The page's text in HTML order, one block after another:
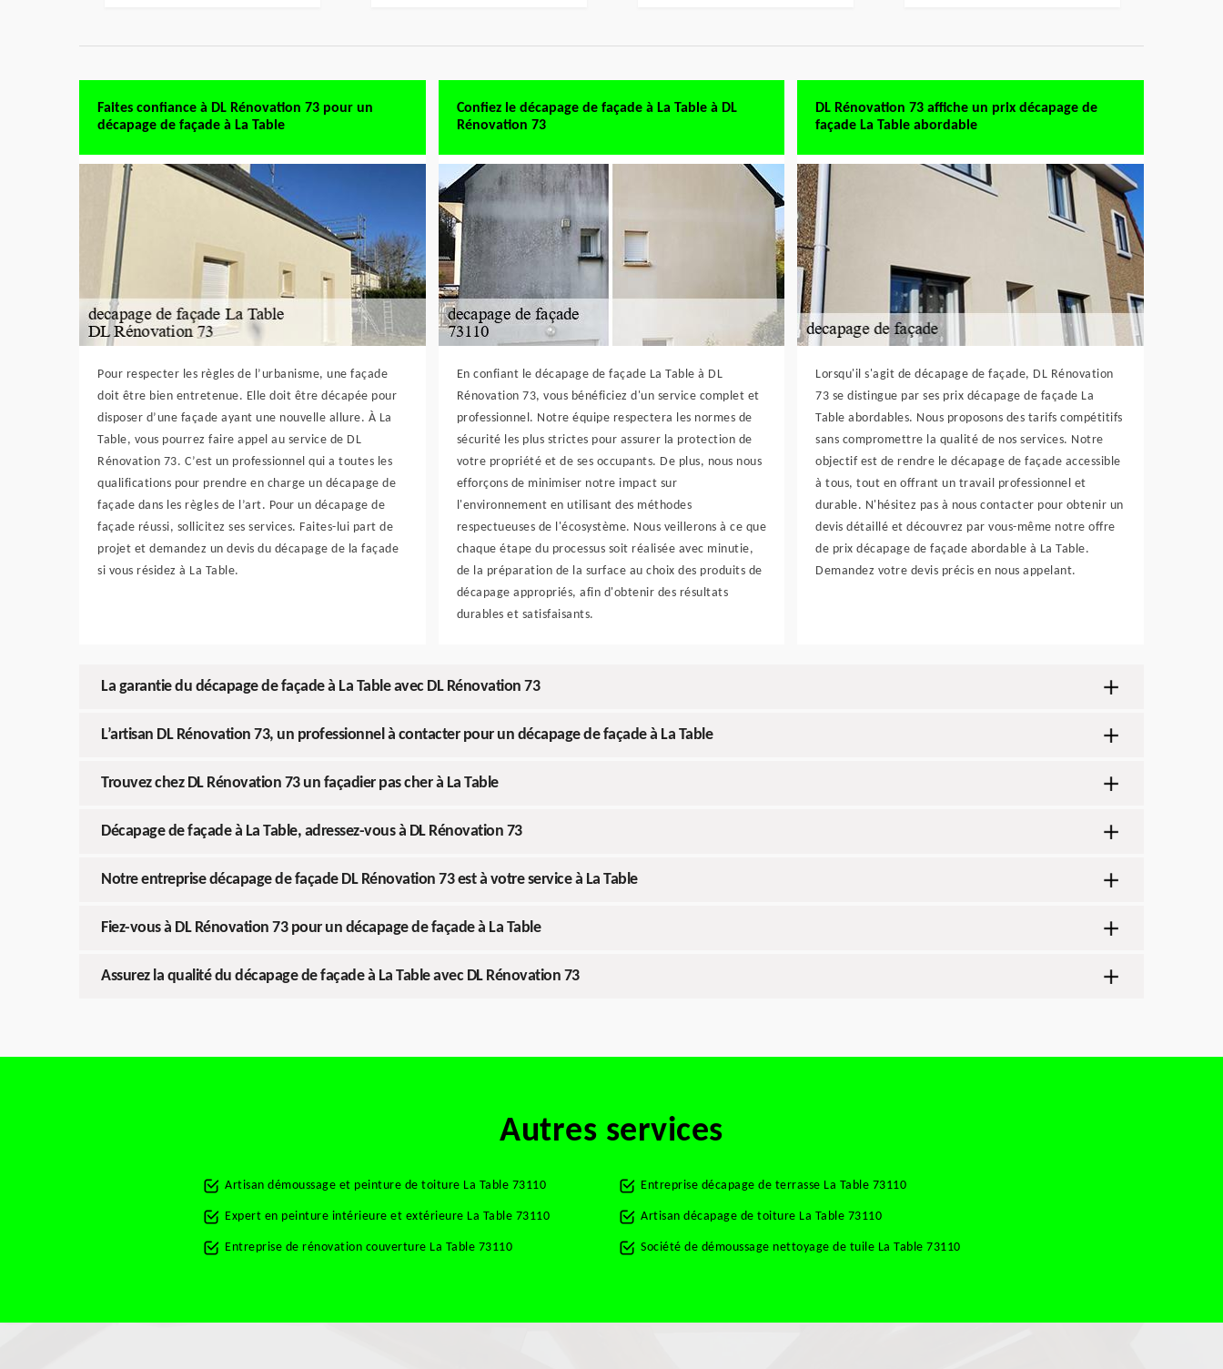
Faites confiance à DL Rénovation 73 pour un
décapage de façade à La Table
Pour respecter les règles de l’urbanisme, une façade
doit être bien entretenue. Elle doit être décapée pour
disposer d’une façade ayant une nouvelle allure. À La
Table, vous pourrez faire appel au service de DL
Rénovation 73. C’est un professionnel qui a toutes les
qualifications pour prendre en charge un décapage de
façade dans les règles de l’art. Pour un décapage de
façade réussi, sollicitez ses services. Faites-lui part de
projet et demandez un devis du décapage de la façade
si vous résidez à La Table.
Confiez le décapage de façade à La Table à DL
Rénovation 73
En confiant le décapage de façade La Table à DL
Rénovation 73, vous bénéficiez d'un service complet et
professionnel. Notre équipe respectera les normes de
sécurité les plus strictes pour assurer la protection de
votre propriété et de ses occupants. De plus, nous nous
efforçons de minimiser notre impact sur
l'environnement en utilisant des méthodes
respectueuses de l'écosystème. Nous veillerons à ce que
chaque étape du processus soit réalisée avec minutie,
de la préparation de la surface au choix des produits de
décapage appropriés, afin d'obtenir des résultats
durables et satisfaisants.
DL Rénovation 73 affiche un prix décapage de
façade La Table abordable
Lorsqu'il s'agit de décapage de façade, DL Rénovation
73 se distingue par ses prix décapage de façade La
Table abordables. Nous proposons des tarifs compétitifs
sans compromettre la qualité de nos services. Notre
objectif est de rendre le décapage de façade accessible
à tous, tout en offrant un travail professionnel et
durable. N'hésitez pas à nous contacter pour obtenir un
devis détaillé et découvrez par vous-même notre offre
de prix décapage de façade abordable à La Table.
Demandez votre devis précis en nous appelant.
La garantie du décapage de façade à La Table avec DL Rénovation 73
L’artisan DL Rénovation 73, un professionnel à contacter pour un décapage de façade à La Table
Trouvez chez DL Rénovation 73 un façadier pas cher à La Table
Décapage de façade à La Table, adressez-vous à DL Rénovation 73
Notre entreprise décapage de façade DL Rénovation 73 est à votre service à La Table
Fiez-vous à DL Rénovation 73 pour un décapage de façade à La Table
Assurez la qualité du décapage de façade à La Table avec DL Rénovation 73
Autres services
Artisan démoussage et peinture de toiture La Table 73110
Expert en peinture intérieure et extérieure La Table 73110
Entreprise de rénovation couverture La Table 73110
Entreprise décapage de terrasse La Table 73110
Artisan décapage de toiture La Table 73110
Société de démoussage nettoyage de tuile La Table 73110